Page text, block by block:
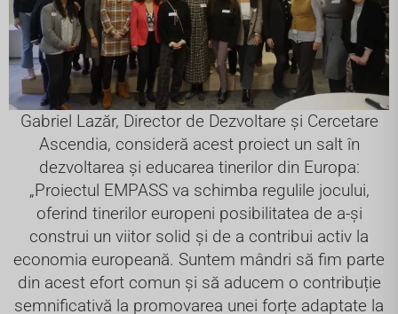
Gabriel Lazăr, Director de Dezvoltare și Cercetare
Ascendia, consideră acest proiect un salt în
dezvoltarea și educarea tinerilor din Europa:
„Proiectul EMPASS va schimba regulile jocului,
oferind tinerilor europeni posibilitatea de a-și
construi un viitor solid și de a contribui activ la
economia europeană. Suntem mândri să fim parte
din acest efort comun și să aducem o contribuție
semnificativă la promovarea unei forțe adaptate la